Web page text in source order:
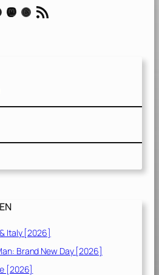
Mastodon Threads RSS-Feed
Italy [2026]
Brand New Day [2026]
[2026]